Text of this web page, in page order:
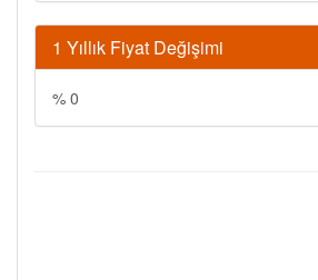
1 Yıllık Fiyat Değişimi
% 0